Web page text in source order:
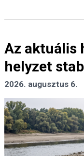
Az aktuális
helyzet
2026. augusztus 6.